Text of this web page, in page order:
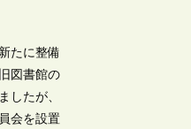
たに整備
図書館の
したが、
会を設置